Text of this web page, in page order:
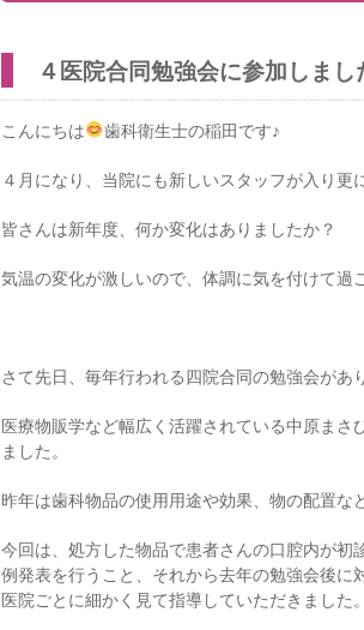
４医院合同勉強会に参加しまし
こんにちは 歯科衛生士の稲田です♪
４月になり、当院にも新しいスタッフが入り更
皆さんは新年度、何か変化はありましたか？
気温の変化が激しいので、体調に気を付けて過
さて先日、毎年行われる四院合同の勉強会があ
医療物販学など幅広く活躍されている中原まさ
ました。
昨年は歯科物品の使用用途や効果、物の配置な
今回は、処方した物品で患者さんの口腔内が初
例発表を行うこと、それから去年の勉強会後に
医院ごとに細かく見て指導していただきました。